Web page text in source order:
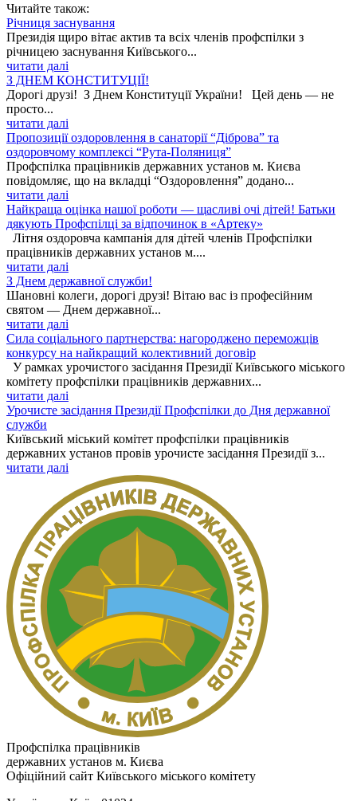
Читайте також:
Річниця заснування
Президія щиро вітає актив та всіх членів профспілки з
річницею заснування Київського...
читати далі
З ДНЕМ КОНСТИТУЦІЇ!
Дорогі друзі! З Днем Конституції України! Цей день — не
просто...
читати далі
Пропозиції оздоровлення в санаторії “Діброва” та
оздоровчому комплексі “Рута-Поляниця”
Профспілка працівників державних установ м. Києва
повідомляє, що на вкладці “Оздоровлення” додано...
читати далі
Найкраща оцінка нашої роботи — щасливі очі дітей! Батьки
дякують Профспілці за відпочинок в «Артеку»
Літня оздоровча кампанія для дітей членів Профспілки
працівників державних установ м....
читати далі
З Днем державної служби!
Шановні колеги, дорогі друзі! Вітаю вас із професійним
святом — Днем державної...
читати далі
Сила соціального партнерства: нагороджено переможців
конкурсу на найкращий колективний договір
У рамках урочистого засідання Президії Київського міського
комітету профспілки працівників державних...
читати далі
Урочисте засідання Президії Профспілки до Дня державної
служби
Київський міський комітет профспілки працівників
державних установ провів урочисте засідання Президії з...
читати далі
Профспілка працівників
державних установ м. Києва
Офіційний сайт Київського міського комітету